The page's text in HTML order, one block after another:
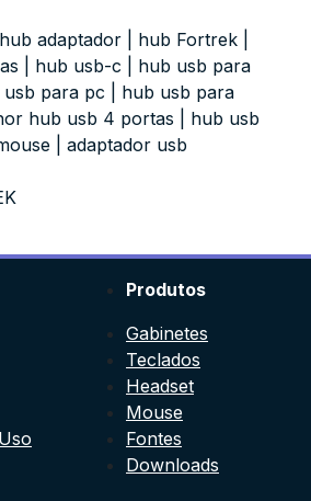
adaptador | hub Fortrek |
| hub usb-c | hub usb para
para pc | hub usb para
hub usb 4 portas | hub usb
| adaptador usb
Produtos
Gabinetes
Teclados
Headset
Mouse
Fontes
Downloads